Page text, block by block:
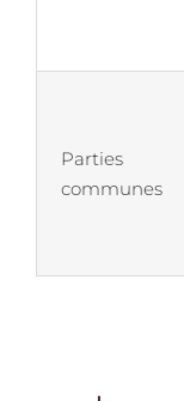
Parties
communes